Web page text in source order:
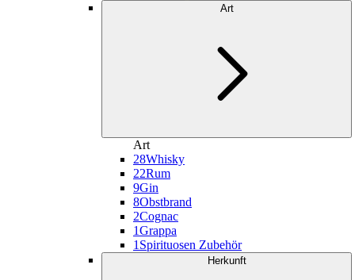
Art
Art
28Whisky
22Rum
9Gin
8Obstbrand
2Cognac
1Grappa
1 Spirituosen Zubehör
Herkunft